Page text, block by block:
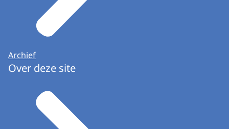
Archief
Over deze site